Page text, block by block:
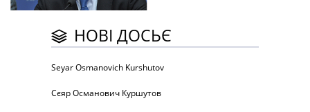
НОВІ ДОСЬЄ
Seyar Osmanovich Kurshutov
Сєяр Османович Куршутов